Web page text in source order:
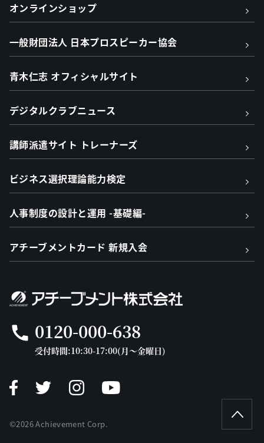
オンラインショップ
一般財団法人 日本プロスピーカー協会
青木仁志 オフィシャルサイト
デジタルクラブニュース
講師派遣サイト トレーナーズ
ビジネス選択理論能力検定
人事制度の設計と運用 -基礎編-
アチーブメントカード 新規入会
call 0120-000-638
受付時間:10:30-17:00(月～金曜日)
©2026 Achievement Corp.